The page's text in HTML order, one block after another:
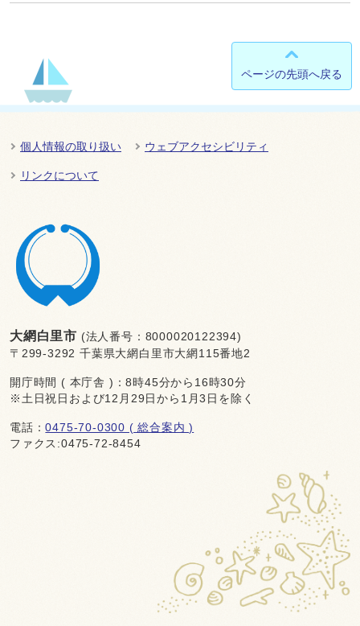
ページの先頭へ戻る
個人情報の取り扱い ウェブアクセシビリティ
リンクについて
大網白里市 (法人番号：8000020122394)
〒299-3292 千葉県大網白里市大網115番地2
開庁時間 ( 本庁舎 )：8時45分から16時30分
※土日祝日および12月29日から1月3日を除く
電話：0475-70-0300 ( 総合案内 )
ファクス:0475-72-8454